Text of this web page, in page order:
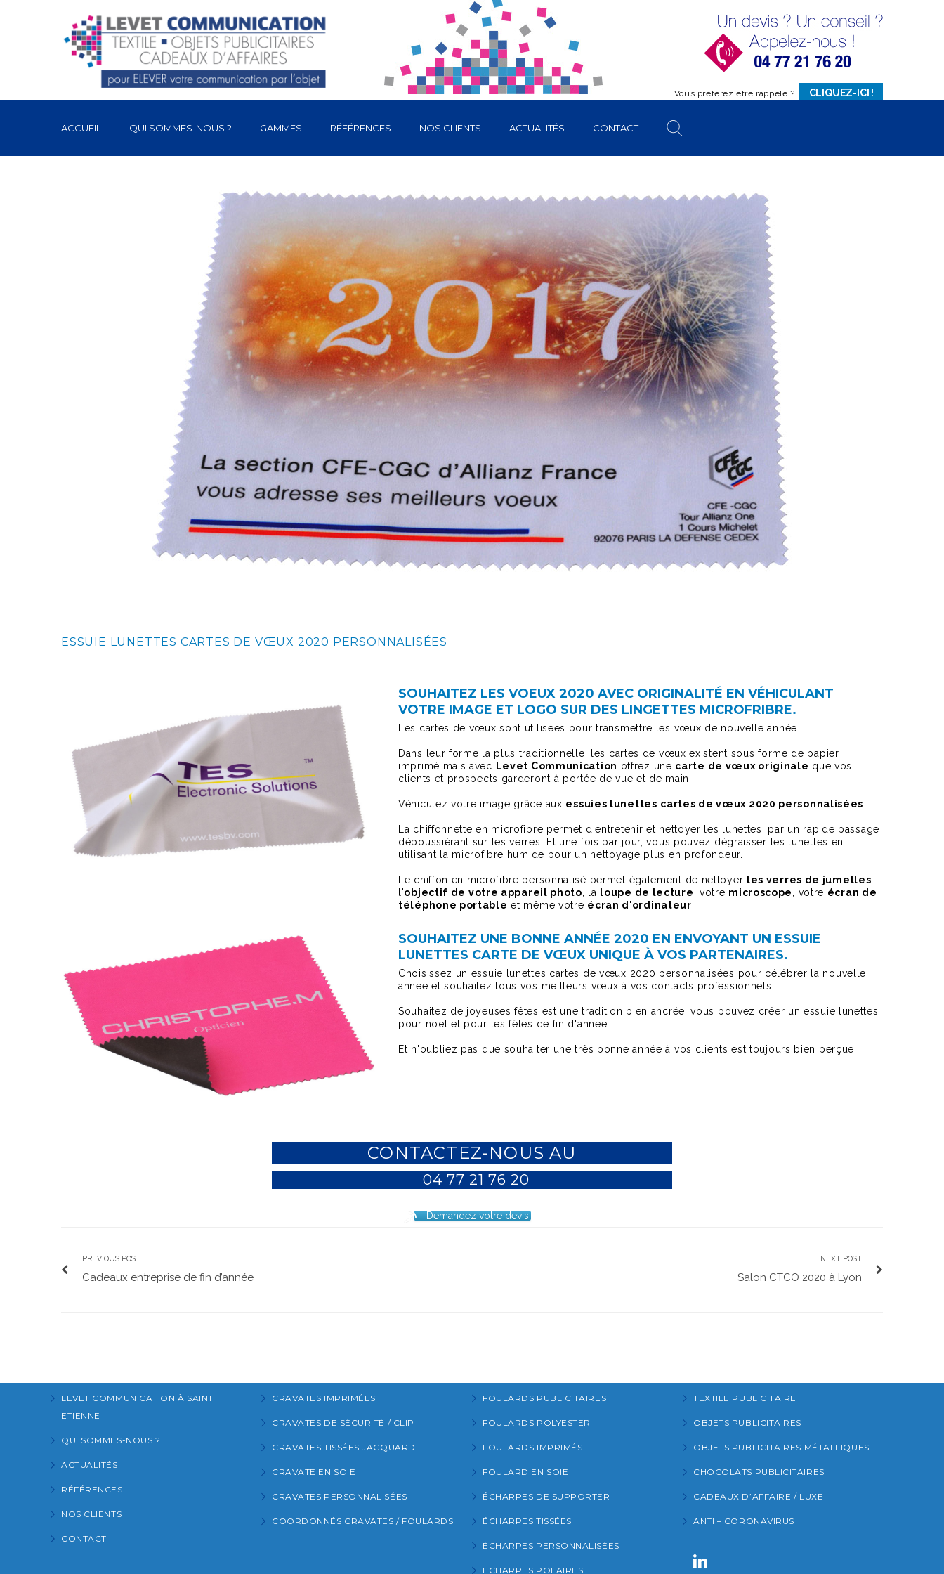
Vous préférez être rappelé ? CLIQUEZ-ICI !
ACCUEIL QUI SOMMES-NOUS ? GAMMES RÉFÉRENCES NOS CLIENTS ACTUALITÉS CONTACT
ESSUIE LUNETTES CARTES DE VŒUX 2020 PERSONNALISÉES
SOUHAITEZ LES VOEUX 2020 AVEC ORIGINALITÉ EN VÉHICULANT
VOTRE IMAGE ET LOGO SUR DES LINGETTES MICROFRIBRE.
Les cartes de vœux sont utilisées pour transmettre les vœux de nouvelle année.
Dans leur forme la plus traditionnelle, les cartes de vœux existent sous forme de papier
imprimé mais avec Levet Communication offrez une carte de vœux originale que vos
clients et prospects garderont à portée de vue et de main.
Véhiculez votre image grâce aux essuies lunettes cartes de vœux 2020 personnalisées
La chiffonnette en microfibre permet d'entretenir et nettoyer les lunettes, par un rapide passage
dépoussiérant sur les verres. Et une fois par jour, vous pouvez dégraisser les lunettes en
utilisant la microfibre humide pour un nettoyage plus en profondeur.
Le chiffon en microfibre personnalisé permet également de nettoyer les verres de jumelles
l'objectif de votre appareil photo , la loupe de lecture , votre microscope , votre écran de
téléphone portable et même votre écran d'ordinateur
SOUHAITEZ UNE BONNE ANNÉE 2020 EN ENVOYANT UN ESSUIE
LUNETTES CARTE DE VŒUX UNIQUE À VOS PARTENAIRES.
Choisissez un essuie lunettes cartes de vœux 2020 personnalisées pour célébrer la nouvelle
année et souhaitez tous vos meilleurs vœux à vos contacts professionnels.
Souhaitez de joyeuses fêtes est une tradition bien ancrée, vous pouvez créer un essuie lunettes
pour noël et pour les fêtes de fin d'année.
Et n'oubliez pas que souhaiter une très bonne année à vos clients est toujours bien perçue.
CONTACTEZ-NOUS AU
04 77 21 76 20
Demandez votre devis.
PREVIOUS POST
Cadeaux entreprise de fin d’année
NEXT POST
Salon CTCO 2020 à Lyon
LEVET COMMUNICATION À SAINT
ETIENNE
QUI SOMMES-NOUS ?
ACTUALITÉS
RÉFÉRENCES
NOS CLIENTS
CONTACT
CRAVATES IMPRIMÉES
CRAVATES DE SÉCURITÉ / CLIP
CRAVATES TISSÉES JACQUARD
CRAVATE EN SOIE
CRAVATES PERSONNALISÉES
COORDONNÉS CRAVATES / FOULARDS
FOULARDS PUBLICITAIRES
FOULARDS POLYESTER
FOULARDS IMPRIMÉS
FOULARD EN SOIE
ÉCHARPES DE SUPPORTER
ÉCHARPES TISSÉES
ÉCHARPES PERSONNALISÉES
ECHARPES POLAIRES
TEXTILE PUBLICITAIRE
OBJETS PUBLICITAIRES
OBJETS PUBLICITAIRES MÉTALLIQUES
CHOCOLATS PUBLICITAIRES
CADEAUX D’AFFAIRE / LUXE
ANTI – CORONAVIRUS